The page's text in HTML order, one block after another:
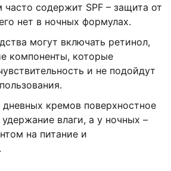
содержит SPF – защита от
нет в ночных формулах.
могут включать ретинол,
компоненты, которые
и не подойдут
кремов поверхностное
влаги, а у ночных –
на питание и